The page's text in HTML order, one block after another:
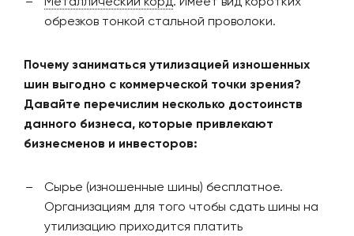
обрезков тонкой стальной проволоки.
Почему заниматься утилизацией изношенных
шин выгодно с коммерческой точки зрения?
Давайте перечислим несколько достоинств
данного бизнеса, которые привлекают
бизнесменов и инвесторов:
Сырье (изношенные шины) бесплатное.
Организациям для того чтобы сдать шины на
утилизацию приходится платить